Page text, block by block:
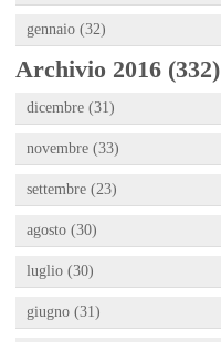
gennaio (32)
Archivio 2016 (332)
dicembre (31)
novembre (33)
settembre (23)
agosto (30)
luglio (30)
giugno (31)